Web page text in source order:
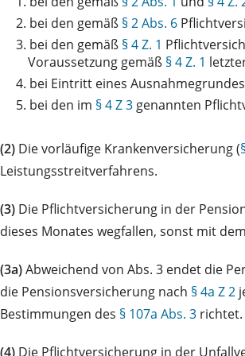
2. bei den gemäß § 2 Abs. 6
3. bei den gemäß § 4 Z. 1
Voraussetzung gemäß § 4 Z. 1
4. bei Eintritt eines
5. bei den im § 4 Z 3 genannten
(2) Die vorläufige Krankenversicherung (
Leistungsstreitverfahrens.
(3) Die Pflichtversicherung in der
dieses Monates wegfallen, sonst mit
(3a)Abweichend von Abs. 3 endet die
die Pensionsversicherung nach § 4a Z 2
Bestimmungen des § 107a Abs. 3 richtet.
(4) Die Pflichtversicherung in der